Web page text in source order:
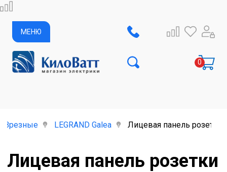
МЕНЮ
Врезные LEGRAND Galea Лицевая панель розетки
Лицевая панель розетки